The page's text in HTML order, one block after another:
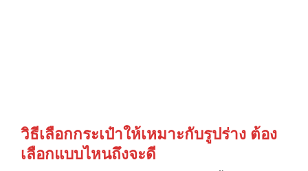
วิธีเลือกกระเป๋าให้เหมาะกับรูปร่าง ต้อง
เลือกแบบไหนถึงจะดี